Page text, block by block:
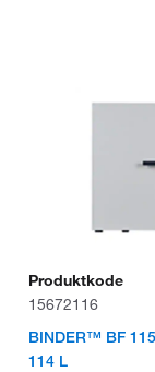
Produktkode
15672116
BINDER™ BF
114 L